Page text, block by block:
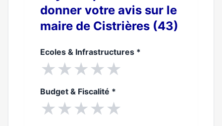
donner votre avis sur le
maire de Cistrières (43)
Ecoles & Infrastructures *
★★★★★
Budget & Fiscalité *
★★★★★